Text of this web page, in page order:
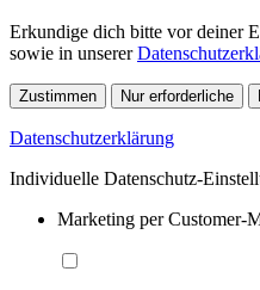
Erkundige dich bitte vor deiner
sowie in unserer
Zustimmen Nur erforderliche
Datenschutzerklärung
Individuelle Datenschutz-
Marketing per Customer-